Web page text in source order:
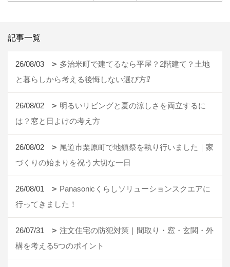
記事一覧
26/08/03
多治米町で建てるなら平屋？2階建て？土地
と暮らしから考える後悔しない選び方⁉
26/08/02
明るいリビングと夏の涼しさを両立するに
は？窓と日よけの考え方
26/08/02
尾道市栗原町で地鎮祭を執り行いました｜家
づくりの始まりを祝う大切な一日
26/08/01
Panasonicくらしソリューションスクエアに
行ってきました！
26/07/31
注文住宅の防犯対策｜間取り・窓・玄関・外
構を考える5つのポイント